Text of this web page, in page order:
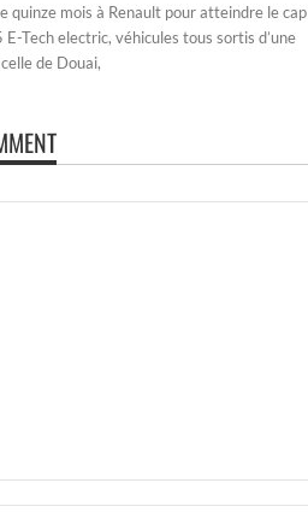
quinze mois à Renault pour atteindre le cap
Tech electric, véhicules tous sortis d’une
de Douai,